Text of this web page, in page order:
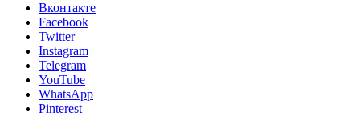
Вконтакте
Facebook
Twitter
Instagram
Telegram
YouTube
WhatsApp
Pinterest